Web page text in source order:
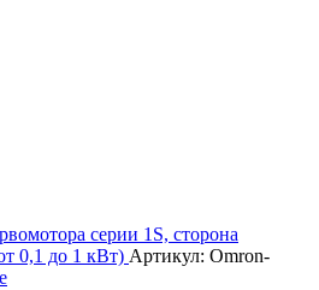
серии 1S, сторона
0,1 до 1 кВт) Артикул: Omron-